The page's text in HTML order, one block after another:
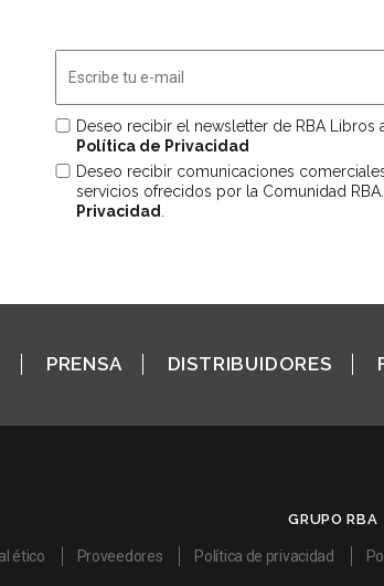
Deseo recibir el newsletter de RBA Libros
Política de Privacidad
Deseo recibir comunicaciones
servicios ofrecidos por la Comunidad
Privacidad
PRENSA DISTRIBUIDORES
GRUPO RBA
ético Proveedores Política de privacidad